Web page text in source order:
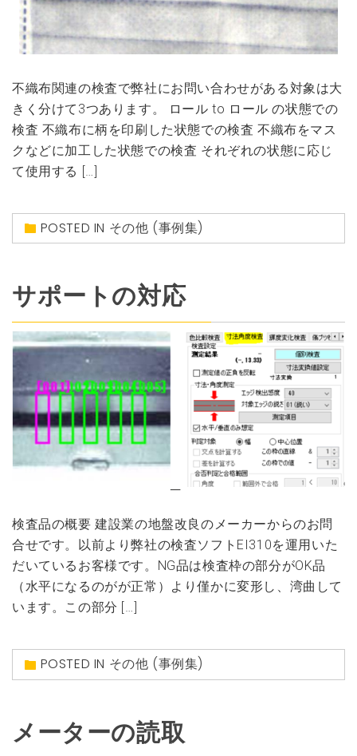
不織布関連の検査で弊社にお問い合わせがある対象は大
きく分けて3つあります。 ロール to ロール の状態での
検査 不織布に柄を印刷した状態での検査 不織布をマス
クなどに加工した状態での検査 それぞれの状態に応じ
て使用する […]
POSTED IN その他 (事例集)
サポートの対応
検査品の概要 建設業の地盤改良のメーカーからのお問
合せです。以前より弊社の検査ソフトEI310を運用いた
だいているお客様です。NG品は検査枠の部分がOK品
（水平になるのがが正常）より僅かに変形し、湾曲して
います。この部分 […]
POSTED IN その他 (事例集)
メーターの読取